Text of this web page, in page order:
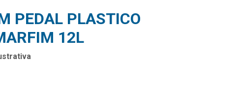
PEDAL PLASTICO
12L